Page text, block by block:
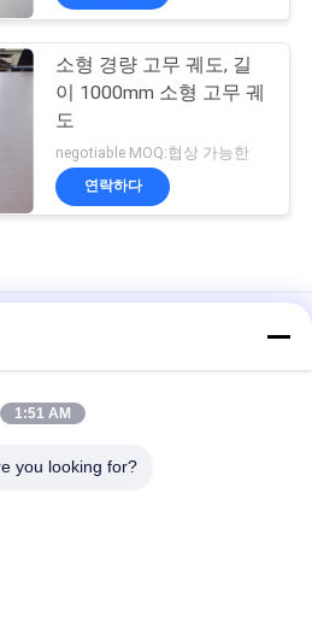
소형 경량 고무 궤도, 길
이 1000mm 소형 고무 궤
도
negotiable MOQ:협상 가능한
연락하다
성능에 118mm를 넓게 추적하습니
1:51 AM
you looking for?